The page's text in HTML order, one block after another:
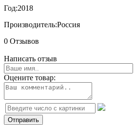
Год:2018
Производитель:Россия
0 Отзывов
Написать отзыв
Оцените товар: